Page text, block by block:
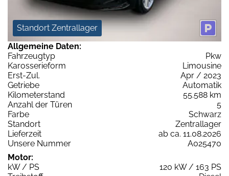
Standort Zentrallager
Allgemeine Daten:
Fahrzeugtyp
Pkw
Karosserieform
Limousine
Erst-Zul.
Apr / 2023
Getriebe
Automatik
Kilometerstand
55.588 km
Anzahl der Türen
5
Farbe
Schwarz
Standort
Zentrallager
Lieferzeit
ab ca. 11.08.2026
Unsere Nummer
A025470
Motor:
kW / PS
120 kW / 163 PS